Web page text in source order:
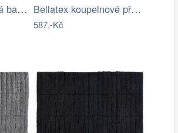
Zone Denmark Bílá bavlněná koupelnová… Bellatex koupelnové předložky…
587,-Kč